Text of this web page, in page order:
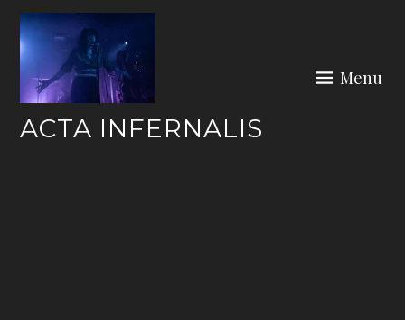
Skip
content
ACTA INFERNALIS
Menu